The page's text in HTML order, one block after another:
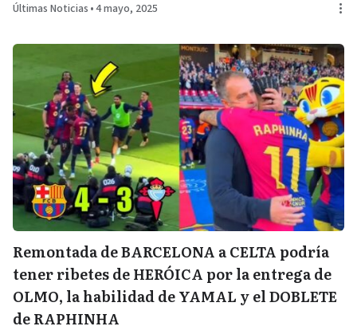
Últimas Noticias •4 mayo, 2025
Remontada de BARCELONA a CELTA podría
tener ribetes de HERÓICA por la entrega de
OLMO, la habilidad de YAMAL y el DOBLETE
de RAPHINHA